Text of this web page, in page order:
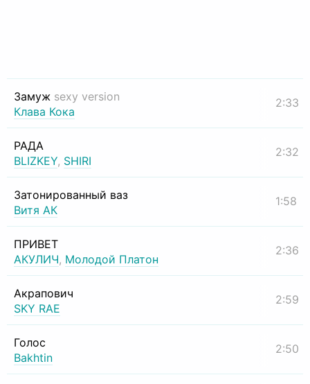
Замуж sexy version
Клава Кока
2:33
РАДА
BLIZKEY, SHIRI
2:32
Затонированный ваз
Витя АК
1:58
ПРИВЕТ
АКУЛИЧ, Молодой Платон
2:36
Акрапович
SKY RAE
2:59
Голос
Bakhtin
2:50